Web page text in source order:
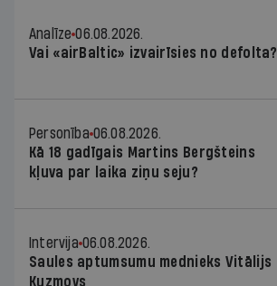
Analīze 06.08.2026.
Vai «airBaltic» izvairīsies no defolta?
Personība 06.08.2026.
Kā 18 gadīgais Martins Bergšteins
kļuva par laika ziņu seju?
Intervija 06.08.2026.
Saules aptumsumu mednieks Vitālijs
Kuzmovs